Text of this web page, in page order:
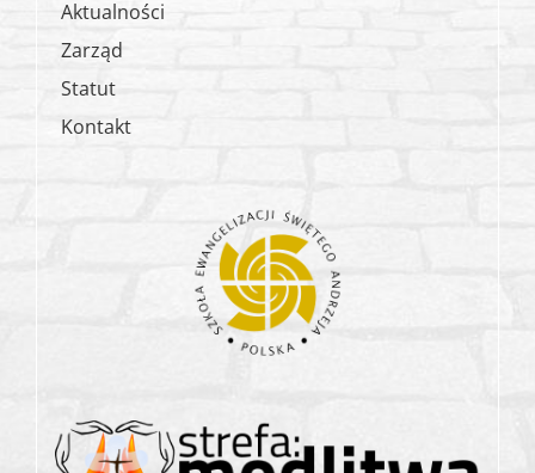
Aktualności
Zarząd
Statut
Kontakt